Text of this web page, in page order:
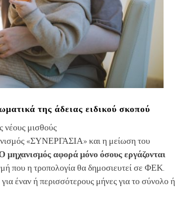
της άδειας ειδικού σκοπού
νέους μισθούς
«ΣΥΝΕΡΓΑΣΙΑ» και η μείωση του
μηχανισμός αφορά μόνο όσους εργάζονται
που η τροπολογία θα δημοσιευτεί σε ΦΕΚ.
έναν ή περισσότερους μήνες για το σύνολο ή